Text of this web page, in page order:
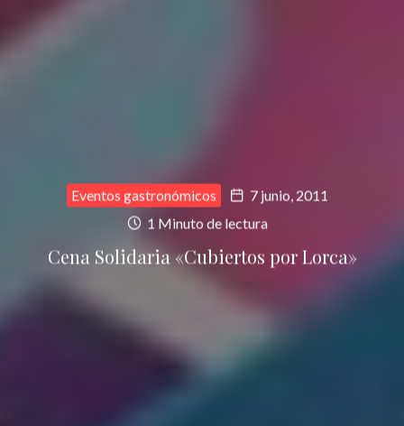
Eventos gastronómicos
7 junio, 2011
1 Minuto de lectura
Cena Solidaria «Cubiertos por Lorca»